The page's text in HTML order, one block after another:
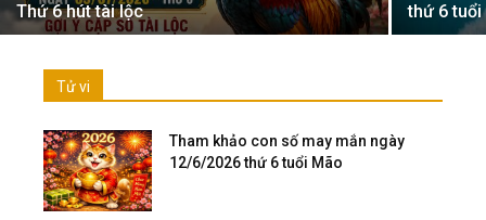
Thứ 6 hút tài lộc
thứ 6
Tử vi
Tham khảo con số may mắn ngày
12/6/2026 thứ 6 tuổi Mão